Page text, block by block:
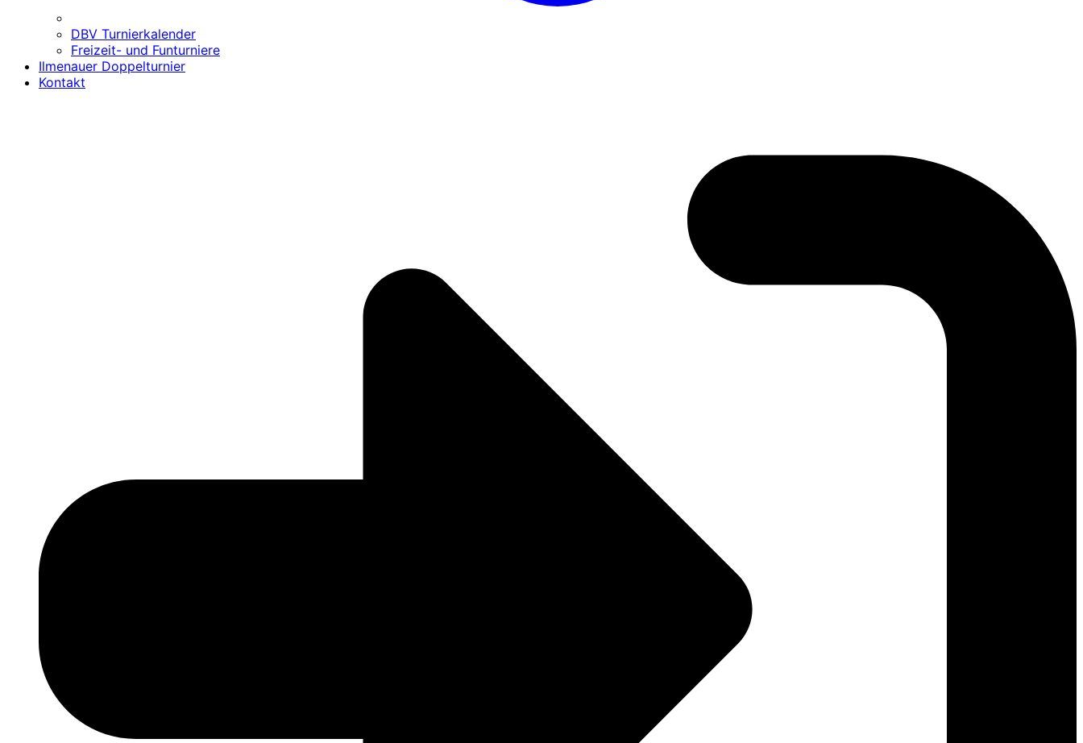
DBV Turnierkalender
Freizeit- und Funturniere
Ilmenauer Doppelturnier
Kontakt